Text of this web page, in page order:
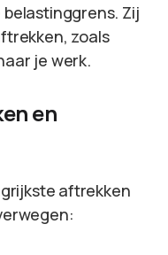
Zij
zoals
je werk.
en
aftrekken